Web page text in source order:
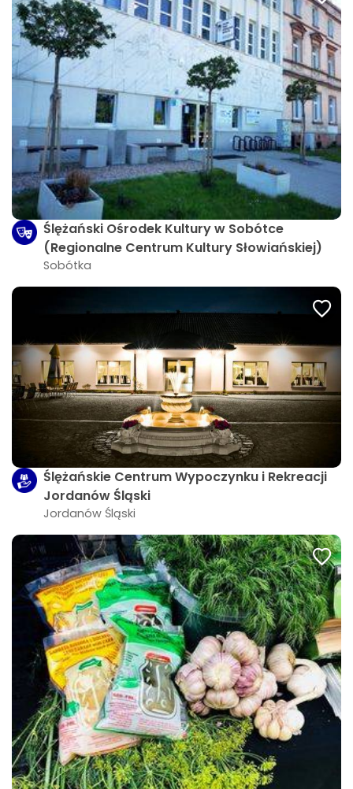
Ślężański Ośrodek Kultury w Sobótce
(Regionalne Centrum Kultury Słowiańskiej)
Sobótka
Ślężańskie Centrum Wypoczynku i Rekreacji
Jordanów Śląski
Jordanów Śląski